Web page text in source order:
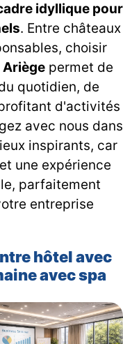
idyllique pour
. Entre châteaux
choisir
permet de
quotidien, de
d'activités
avec nous dans
inspirants, car
une expérience
parfaitement
entreprise
hôtel avec
avec spa